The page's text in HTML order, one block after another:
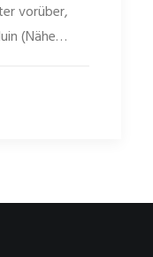
vorüber,
(Nähe…